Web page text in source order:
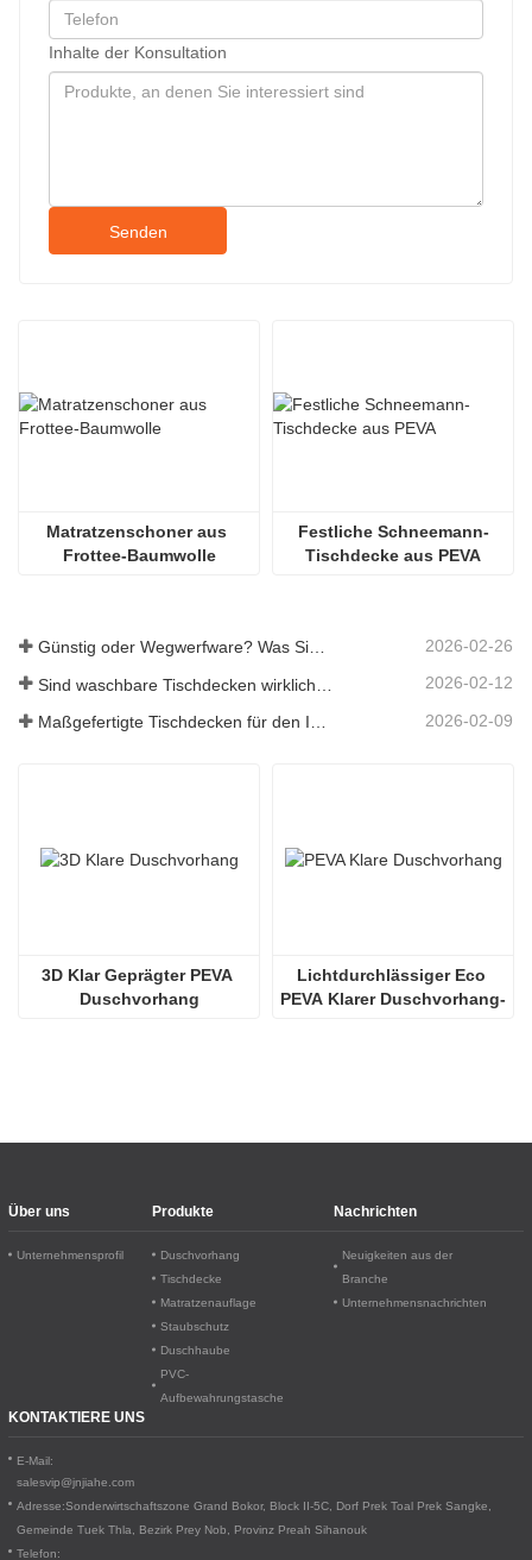
Inhalte der Konsultation
Senden
Matratzenschoner aus
Frottee-Baumwolle
Festliche Schneemann-
Tischdecke aus PEVA
Günstig oder Wegwerfware? Was Sie über preiswerte Tischdecken wissen sollten 2026-02-26
2026-02-12
2026-02-09
3D Klar Geprägter PEVA
Duschvorhang
Lichtdurchlässiger Eco
PEVA Klarer Duschvorhang-
Über uns
Unternehmensprofil
Produkte
Duschvorhang
Tischdecke
Matratzenauflage
Staubschutz
Duschhaube
PVC-
Aufbewahrungstasche
Nachrichten
Neuigkeiten aus der
Branche
Unternehmensnachrichten
KONTAKTIERE UNS
E-Mail:
salesvip@jnjiahe.com
Adresse:Sonderwirtschaftszone Grand Bokor, Block II-5C, Dorf Prek Toal Prek Sangke,
Gemeinde Tuek Thla, Bezirk Prey Nob, Provinz Preah Sihanouk
Telefon: